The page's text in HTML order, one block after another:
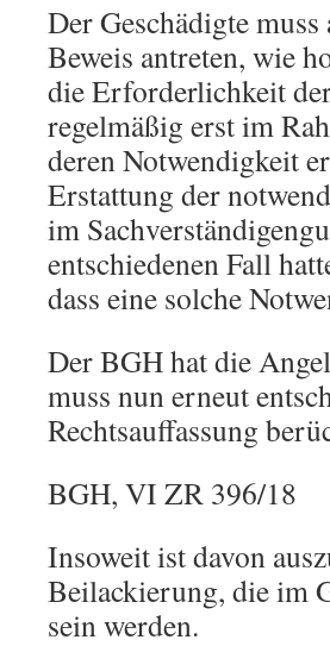
Der Geschädigte
Beweis antreten, wie
die Erforderlichkeit
regelmäßig erst im
deren Notwendigkeit
Erstattung der
im
entschiedenen Fall
dass eine solche
Der BGH hat die
muss nun erneut
Rechtsauffassung
BGH, VI ZR 396/18
Insoweit ist davon
Beilackierung, die im
sein werden.